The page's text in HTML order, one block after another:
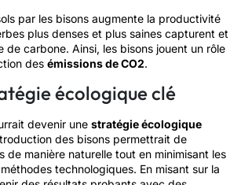
par les bisons augmente la productivité
plus denses et plus saines capturent et
de carbone. Ainsi, les bisons jouent un rôle
des émissions de CO2.
écologique clé
devenir une stratégie écologique
des bisons permettrait de
de manière naturelle tout en minimisant les
technologiques. En misant sur la